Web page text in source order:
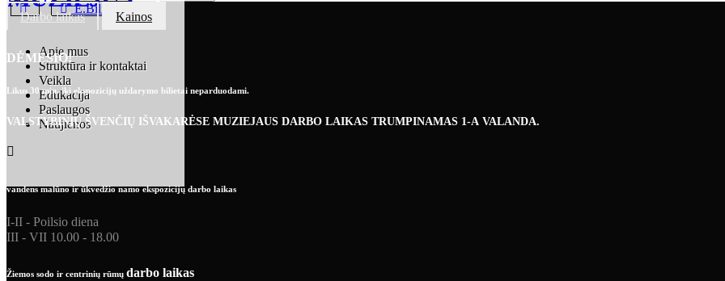
Apie mus
Struktūra ir kontaktai
Veikla
Edukacija
Paslaugos
Naujienos
E.Bilietai
Darbo laikas Kainos
DĖMESIO!
Likus 30 min. iki ekspozicijų uždarymo bilietai neparduodami.
VALSTYBINIŲ ŠVENČIŲ IŠVAKARĖSE MUZIEJAUS DARBO LAIKAS TRUMPINAMAS 1-A VALANDA.
vandens malūno ir ūkvedžio namo ekspozicijų darbo laikas
I-II - Poilsio diena
III - VII 10.00 - 18.00
Žiemos sodo ir centrinių rūmų darbo laikas